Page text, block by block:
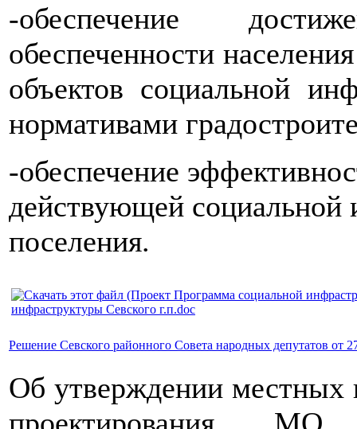
-обеспечение
обеспеченности
объектов социальной
нормативами
-обеспечение
действующей социальной
поселения.
инфраструктуры Севского г.п.doc
Решение Севского районного Совета народных депутатов от
Об утверждении местных